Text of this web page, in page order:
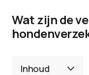
Wat zijn de
Inhoud